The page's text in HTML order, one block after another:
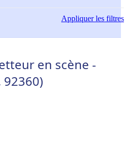
Appliquerles filtres
en scène -